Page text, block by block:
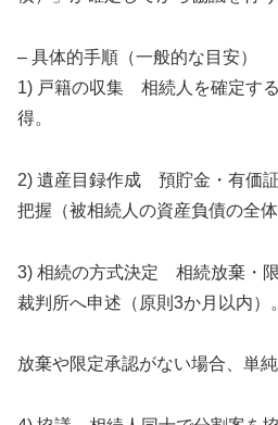
– 具体的手順（一般的な目安）
1) 戸籍の収集 相続人を確定す
得。
2) 遺産目録作成 預貯金・有価
把握（被相続人の資産負債の全体
3) 相続の方式決定 相続放棄・
裁判所へ申述（原則3か月以内）。
放棄や限定承認がない場合、単